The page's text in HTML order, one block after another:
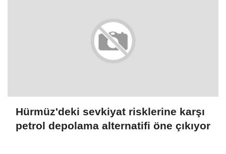
Hürmüz'deki sevkiyat risklerine karşı
petrol depolama alternatifi öne çıkıyor